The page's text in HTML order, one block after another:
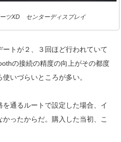
ツXD センターディスプレイ
トが２、３回ほど行われていて
の接続の精度の向上がその都度
いづらいところが多い。
通るルートで設定した場合、イ
ったからだ。購入した当初、こ